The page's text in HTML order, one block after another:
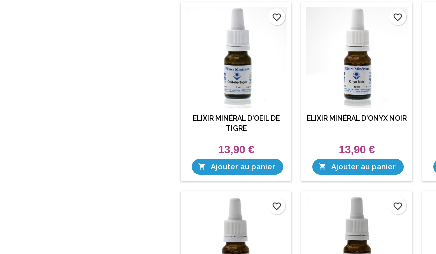
ELIXIR MINÉRAL D'OEIL DE
TIGRE
13,90 €
 Ajouter au panier
favorite_border
ELIXIR MINÉRAL D'ONYX NOIR
13,90 €
 Ajouter au panier
favorite_border
favorite_border favorite_border